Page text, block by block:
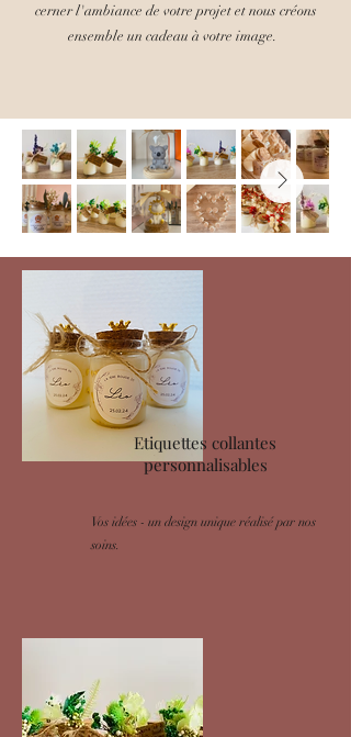
cerner l'ambiance de votre projet et nous créons
ensemble un cadeau à votre image.
Etiquettes collantes
personnalisables
Vos idées - un design unique réalisé par nos
soins.